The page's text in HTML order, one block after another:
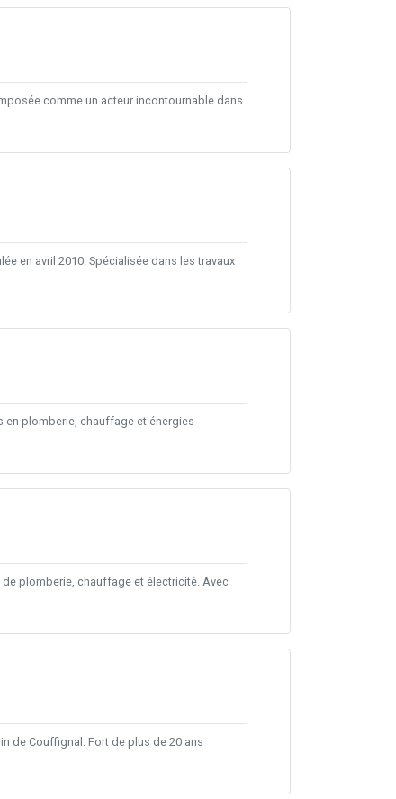
comme un acteur incontournable dans
en avril 2010. Spécialisée dans les travaux
en plomberie, chauffage et énergies
plomberie, chauffage et électricité. Avec
de Couffignal. Fort de plus de 20 ans